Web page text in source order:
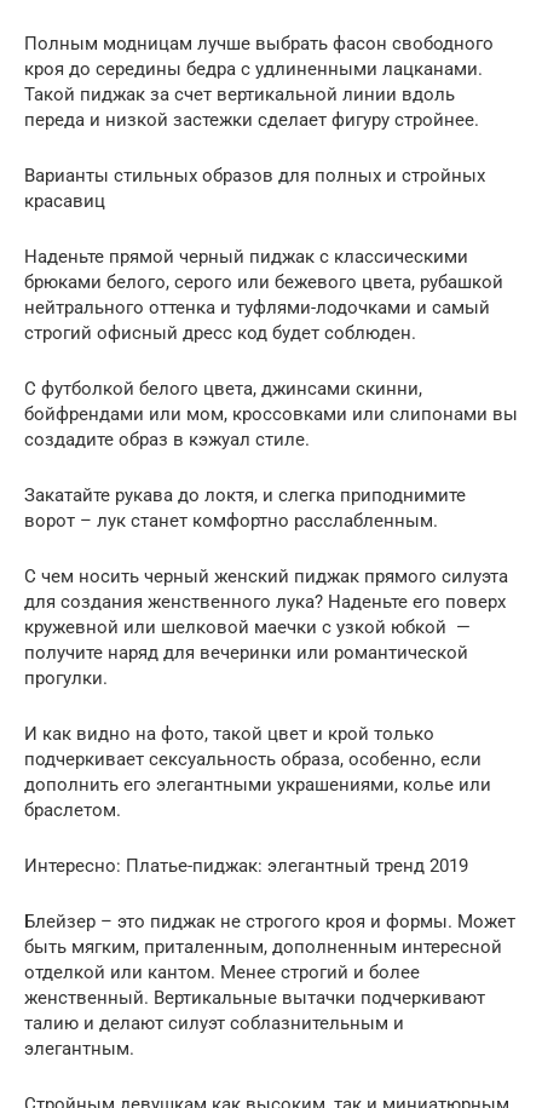
Полным модницам лучше выбрать фасон свободного
кроя до середины бедра с удлиненными лацканами.
Такой пиджак за счет вертикальной линии вдоль
переда и низкой застежки сделает фигуру стройнее.
Варианты стильных образов для полных и стройных
красавиц
Наденьте прямой черный пиджак с классическими
брюками белого, серого или бежевого цвета, рубашкой
нейтрального оттенка и туфлями-лодочками и самый
строгий офисный дресс код будет соблюден.
С футболкой белого цвета, джинсами скинни,
бойфрендами или мом, кроссовками или слипонами вы
создадите образ в кэжуал стиле.
Закатайте рукава до локтя, и слегка приподнимите
ворот – лук станет комфортно расслабленным.
С чем носить черный женский пиджак прямого силуэта
для создания женственного лука? Наденьте его поверх
кружевной или шелковой маечки с узкой юбкой —
получите наряд для вечеринки или романтической
прогулки.
И как видно на фото, такой цвет и крой только
подчеркивает сексуальность образа, особенно, если
дополнить его элегантными украшениями, колье или
браслетом.
Интересно: Платье-пиджак: элегантный тренд 2019
Блейзер – это пиджак не строгого кроя и формы. Может
быть мягким, приталенным, дополненным интересной
отделкой или кантом. Менее строгий и более
женственный. Вертикальные вытачки подчеркивают
талию и делают силуэт соблазнительным и
элегантным.